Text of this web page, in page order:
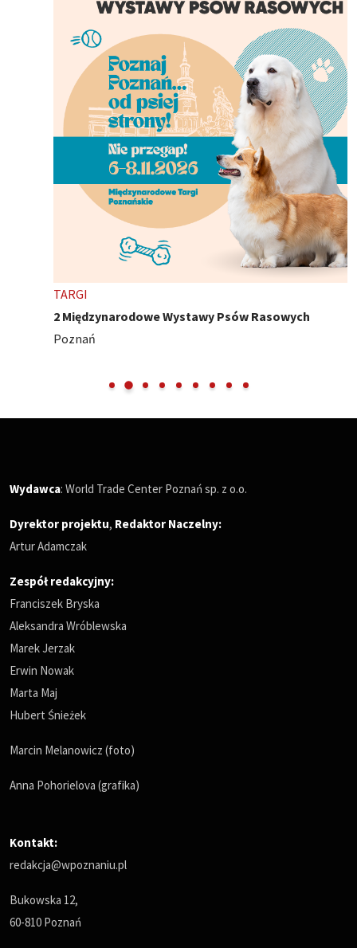
2 Międzynarodowe Wystawy Psów Rasowych
Wydawca: World Trade Center Poznań sp. z o.o.
Dyrektor projektu, Redaktor Naczelny:
Artur Adamczak
Zespół redakcyjny:
Franciszek Bryska
Aleksandra Wróblewska
Marek Jerzak
Erwin Nowak
Marta Maj
Hubert Śnieżek
Marcin Melanowicz (foto)
Anna Pohorielova (grafika)
Kontakt:
redakcja@wpoznaniu.pl
Bukowska 12,
60-810 Poznań